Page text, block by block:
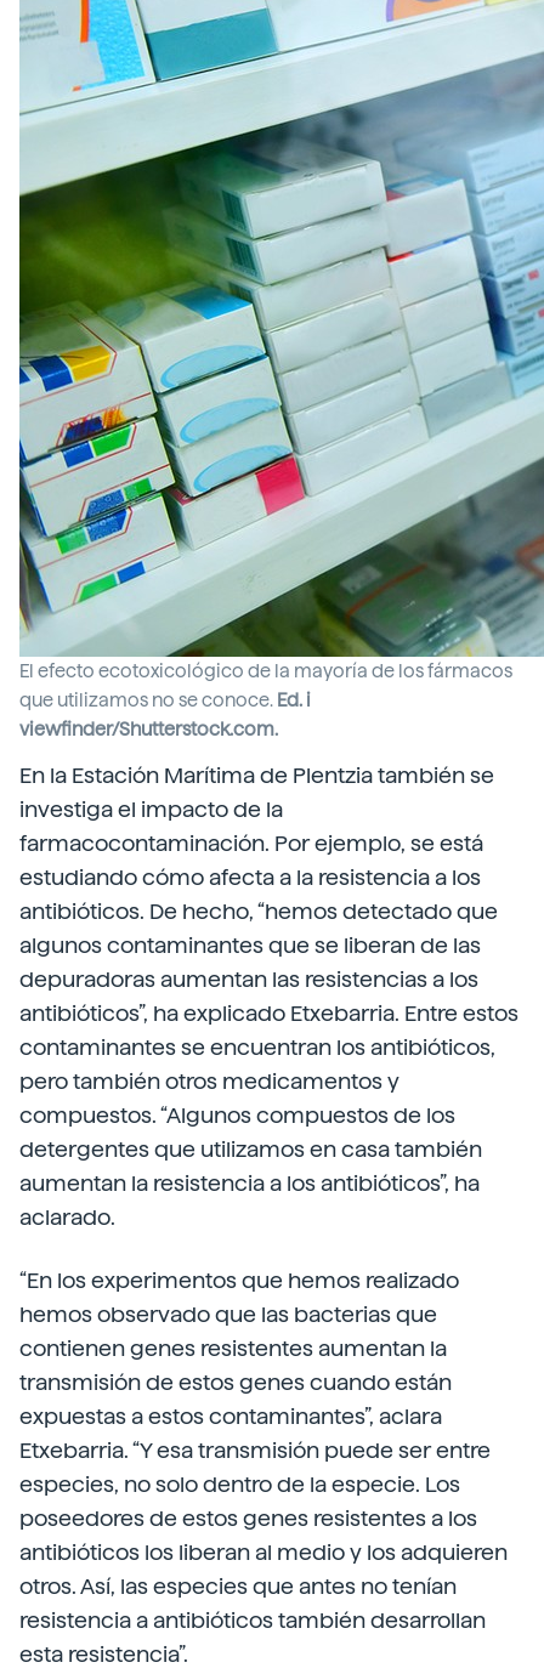
El efecto ecotoxicológico de la mayoría de los fármacos
que utilizamos no se conoce. Ed. i
viewfinder/Shutterstock.com.
En la Estación Marítima de Plentzia también se
investiga el impacto de la
farmacocontaminación. Por ejemplo, se está
estudiando cómo afecta a la resistencia a los
antibióticos. De hecho, “hemos detectado que
algunos contaminantes que se liberan de las
depuradoras aumentan las resistencias a los
antibióticos”, ha explicado Etxebarria. Entre estos
contaminantes se encuentran los antibióticos,
pero también otros medicamentos y
compuestos. “Algunos compuestos de los
detergentes que utilizamos en casa también
aumentan la resistencia a los antibióticos”, ha
aclarado.
“En los experimentos que hemos realizado
hemos observado que las bacterias que
contienen genes resistentes aumentan la
transmisión de estos genes cuando están
expuestas a estos contaminantes”, aclara
Etxebarria. “Y esa transmisión puede ser entre
especies, no solo dentro de la especie. Los
poseedores de estos genes resistentes a los
antibióticos los liberan al medio y los adquieren
otros. Así, las especies que antes no tenían
resistencia a antibióticos también desarrollan
esta resistencia”.